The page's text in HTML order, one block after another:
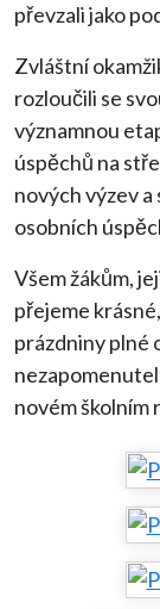
převzali jako
Zvláštní
rozloučili se
významnou
úspěchů na
nových výzev
osobních
Všem žákům,
přejeme
prázdniny plné
novém